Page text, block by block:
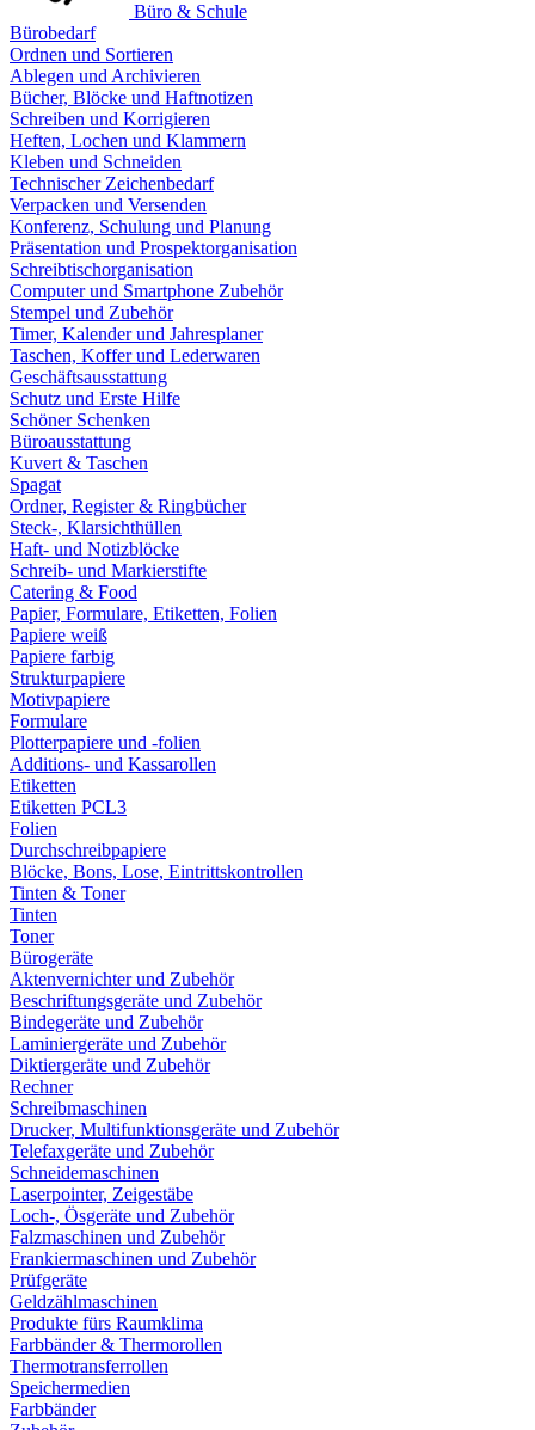
Büro & Schule
Bürobedarf
Ordnen und Sortieren
Ablegen und Archivieren
Bücher, Blöcke und Haftnotizen
Schreiben und Korrigieren
Heften, Lochen und Klammern
Kleben und Schneiden
Technischer Zeichenbedarf
Verpacken und Versenden
Konferenz, Schulung und Planung
Präsentation und Prospektorganisation
Schreibtischorganisation
Computer und Smartphone Zubehör
Stempel und Zubehör
Timer, Kalender und Jahresplaner
Taschen, Koffer und Lederwaren
Geschäftsausstattung
Schutz und Erste Hilfe
Schöner Schenken
Büroausstattung
Kuvert & Taschen
Spagat
Ordner, Register & Ringbücher
Steck-, Klarsichthüllen
Haft- und Notizblöcke
Schreib- und Markierstifte
Catering & Food
Papier, Formulare, Etiketten, Folien
Papiere weiß
Papiere farbig
Strukturpapiere
Motivpapiere
Formulare
Plotterpapiere und -folien
Additions- und Kassarollen
Etiketten
Etiketten PCL3
Folien
Durchschreibpapiere
Blöcke, Bons, Lose, Eintrittskontrollen
Tinten & Toner
Tinten
Toner
Bürogeräte
Aktenvernichter und Zubehör
Beschriftungsgeräte und Zubehör
Bindegeräte und Zubehör
Laminiergeräte und Zubehör
Diktiergeräte und Zubehör
Rechner
Schreibmaschinen
Drucker, Multifunktionsgeräte und Zubehör
Telefaxgeräte und Zubehör
Schneidemaschinen
Laserpointer, Zeigestäbe
Loch-, Ösgeräte und Zubehör
Falzmaschinen und Zubehör
Frankiermaschinen und Zubehör
Prüfgeräte
Geldzählmaschinen
Produkte fürs Raumklima
Farbbänder & Thermorollen
Thermotransferrollen
Speichermedien
Farbbänder